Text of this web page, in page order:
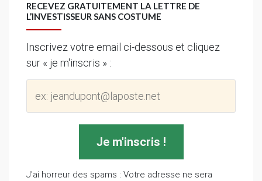
RECEVEZ GRATUITEMENT LA LETTRE DE
L’INVESTISSEUR SANS COSTUME
Inscrivez votre email ci-dessous et cliquez
sur « je m'inscris » :
J'ai horreur des spams : Votre adresse ne sera